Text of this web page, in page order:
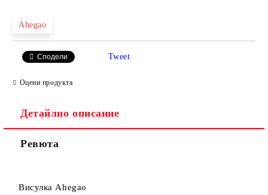
Съгласен съм с
Ние ще се свържем с вас в рамките на работния ден.
Ahegao
Сподели Tweet
Оцени продукта
Детайлно описание
Ревюта
Висулка Ahegao